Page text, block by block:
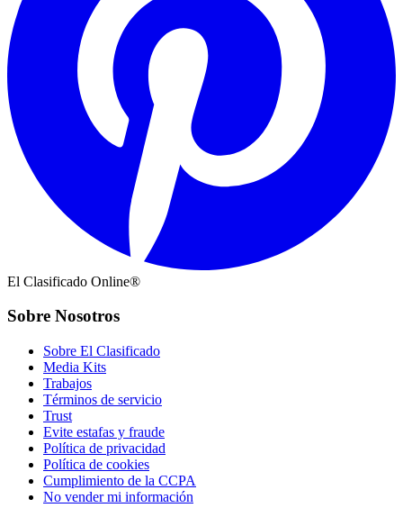
El Clasificado Online®
Sobre Nosotros
Sobre El Clasificado
Media Kits
Trabajos
Términos de servicio
Trust
Evite estafas y fraude
Política de privacidad
Política de cookies
Cumplimiento de la CCPA
No vender mi información